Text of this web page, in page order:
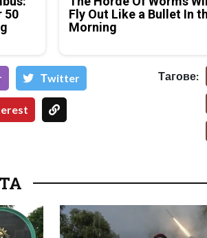
50
Fly Out Like a Bullet In
Morning
Тwitter Тагове: